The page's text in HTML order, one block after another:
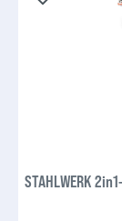
STAHLWERK